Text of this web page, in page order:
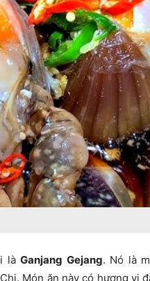
làGanjang Gejang. Nó là
Món ăn này có hương vị